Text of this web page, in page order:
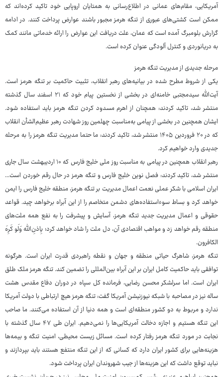
آمریکایی،‌ مقام‌های عمانی در اطلاع‌رسانی به همتایان اروپایی خود تاکید کرده‌اند که
ممکن است کشتی‌های عبوری از تنگه هرمز مجبور باشند عوارض پرداخت کنند. در ادامه
گزارش بلومبرگ آمده است که عمان، علت دریافت این عوارض را ارائه خدماتی مانند کمک
به دریانوردی و کنترل آلودگی عنوان کرده است.
مرحله جدیدی از مدیریت تنگه هرمز
یکی از شروط مطرح شده در بیانیه‌های رهبر انقلاب، تثبیت حاکمیت بر تنگه هرمز است.
آیت‌الله سیدمجتبی خامنه‌ای در بخشی از نخستین پیام خود که ۲۱ اسفند سال گذشته
منتشر شد، تاکید کردند: همچنان از اهرم مسدود کردن تنگه هرمز باید استفاده شود.
ایشان همچنین در بخشی از پیامی به‌مناسبت چهلمین روز شهادت رهبر عظیم‌الشأن انقلاب
که در ۲۰ فروردین ۱۴۰۵ منتشر شد، تاکید کردند: ما حتما مدیریت تنگه هرمز را به مرحله
جدیدی وارد خواهیم کرد.
رهبر انقلاب همچنین در پیامی به مناسبت روز ملی خلیج‌ فارس که ۱۰ اردیبهشت سال‌ جاری
منتشر شد، تاکید کردند: فصل نوین خلیج ‌فارس و تنگه هرمز در حال رقم خوردن است...
ایران اسلامی با شکر عملی نعمت اعمال مدیریت بر تنگه هرمز، منطقه خلیج‌ فارس را ایمن
خواهد کرد و بساط سوءاستفاده‌های دشمن متخاصم را از این آبراه برخواهد چید. قواعد
حقوقی و اعمال مدیریت جدید تنگه هرمز، آسایش و پیشرفت را به نفع همه ملت‌های
منطقه رقم خواهد زد و مواهب اقتصادی آن، دل ملت را شاد خواهد کرد؛ بِاِذنِ‌الله وَلَو کَرِهَ
الکافرون.
تنگه هرمز، شاهرگ حیاتی منطقه و جهان و نقطه راهبردی قدرت ایران است. هرگونه
توافقی باید حاکمیت کامل ایران بر این آبراه بین‌المللی را تضمین کند. تنگه هرمز ملک طلق
ایران است. اما سرلشکر محسن رضایی، فرمانده کل سپاه در دوران دفاع مقدس هشت
ساله نیز در مصاحبه با شبکه نیوزنیشن آمریکا گفت: تنگه هرمز هیچ ارتباطی با دولت آمریکا
ندارد و مربوط به دو کشور منطقه‌ای است و همه دنیا از آن استفاده می‌کنند. ما صاحب
این تنگه هستیم و اجازه دخالت آمریکایی‌ها را نمی‌دهیم. ایران طی ۴۷ سال گذشته با
نجابت در مورد تنگه هرمز رفتار کرده است. مسائل زیست محیطی، امنیت تنگه و بیمه‌ها
هزینه‌هایی برای کشور ایران دارد که کسانی که از این تنگه منتفع هستند باید بپردازند و
نباید توقع داشت که این هزینه‌ها از جیب شهروندان ایران پرداخت شود.